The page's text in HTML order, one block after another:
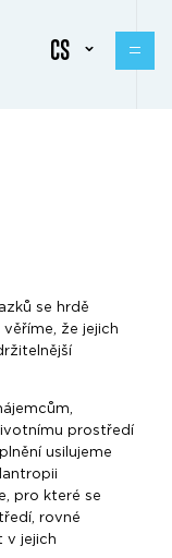
CS
se hrdě
věříme, že jejich
prostředí
usilujeme
pro které se
rovné
v jejich